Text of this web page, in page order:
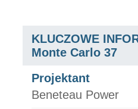
KLUCZOWE
Monte Carlo 37
Projektant
Beneteau Power